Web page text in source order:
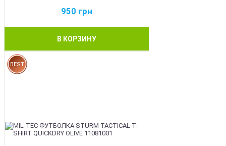
950 грн
В КОРЗИНУ
BEST